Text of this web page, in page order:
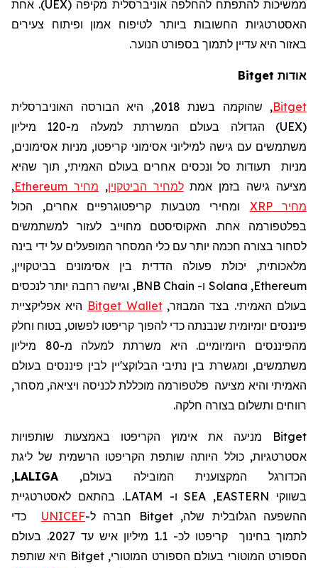
ממשיכות להתפתח להחלפה אוניברסלית מקיפה (UEX). אחת
האסטרטגיות החשובות ביותר לטיפוח אמון ופיתוח צעירים
באזור היא עדיין לתמוך בספורט הנוער.
אודות Bitget
Bitget
, שהוקמה
בשנת 2018, היא הבורסה האוניברסלית
(
UEX
) הגדולה בעולם המשרתת למעלה מ-120
מיליון
משתמשים עם גישה למיליוני אסימוני קריפטו, מניות אסימונים,
מניות תעודות סל ונכסים אחרים בעולם האמיתי, תוך שהיא
מציעה גישה בזמן אמתלמחיר הביטקוין, מחיר Ethereum
,
מחיר XRP
ומחירי מטבעות קריפטוגרפיים אחרים, הכול
בפלטפורמה אחת. האקוסיסטם מחוייב לעזור למשתמשים
לסחור בצורה חכמה יותר עם כלי המסחר המופעלים על ידי בינה
מלאכותית, יכולת פעולה הדדית בין אסימונים בביטקויין,
Ethereum
,
Solana ו- BNB Chain, וגישה רחבה יותר לנכסים
בעולם האמיתי. בצד המבוזר,Bitget Wallet היא אפליקציית
פיננסים יומיומית שנבנתה כדי להפוך קריפטו לפשוט, בטוח וחלק
מהפיננסים היומיומיים. היא
משרתת למעלה מ-80 מיליון
משתמשים, ומגשרת בין נתיבי הבלוקצ'יין לבין פיננסים בעולם
האמיתי והיא מציעה פלטפורמה מוכללת לכניסה ויציאה, מסחר,
רווחים ותשלום בצורה חלקה.
Bitget מניעה את אימוץ הקריפטו
באמצעות שותפויות
אסטרטגיות, כולל היותה שותפת הקריפטו הרשמית של ליגת
הכדורגל המקצוענית
המובילה בעולם, LALIGA
,
בשווקי EASTERN
,
SEA ו- LATAM
. בהתאם לאסטרטגיית
ההשפעה הגלובלית שלה, Bitget חברה ל-UNICEF
כדי
לתמוך בחינוך
קריפטו לכ- 1.1 מיליון איש עד 2027.
בעולם
הספורט המוטורי בעולם הספורט המוטורי, Bitget היא שותפת